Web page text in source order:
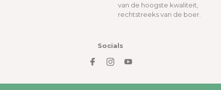
van de hoogste kwaliteit,
rechtstreeks van de boer.
Socials